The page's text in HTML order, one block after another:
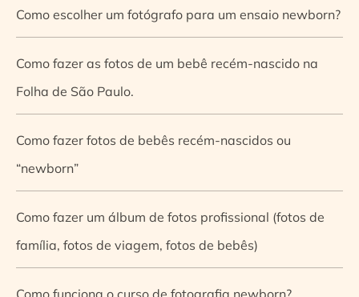
Como escolher um fotógrafo para um ensaio newborn?
Como fazer as fotos de um bebê recém-nascido na
Folha de São Paulo.
Como fazer fotos de bebês recém-nascidos ou
“newborn”
Como fazer um álbum de fotos profissional (fotos de
família, fotos de viagem, fotos de bebês)
Como funciona o curso de fotografia newborn?